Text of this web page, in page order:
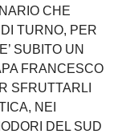
CHE
TURNO, PER
SUBITO UN
FRANCESCO
SFRUTTARLI
NEI
DEL SUD